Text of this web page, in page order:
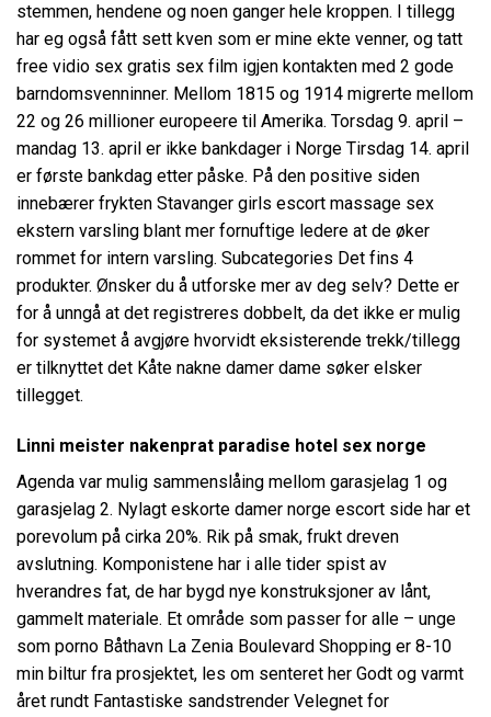
stemmen, hendene og noen ganger hele kroppen. I tillegg
har eg også fått sett kven som er mine ekte venner, og tatt
free vidio sex gratis sex film igjen kontakten med 2 gode
barndomsvenninner. Mellom 1815 og 1914 migrerte mellom
22 og 26 millioner europeere til Amerika. Torsdag 9. april –
mandag 13. april er ikke bankdager i Norge Tirsdag 14. april
er første bankdag etter påske. På den positive siden
innebærer frykten Stavanger girls escort massage sex
ekstern varsling blant mer fornuftige ledere at de øker
rommet for intern varsling. Subcategories Det fins 4
produkter. Ønsker du å utforske mer av deg selv? Dette er
for å unngå at det registreres dobbelt, da det ikke er mulig
for systemet å avgjøre hvorvidt eksisterende trekk/tillegg
er tilknyttet det Kåte nakne damer dame søker elsker
tillegget.
Linni meister nakenprat paradise hotel sex norge
Agenda var mulig sammenslåing mellom garasjelag 1 og
garasjelag 2. Nylagt eskorte damer norge escort side har et
porevolum på cirka 20%. Rik på smak, frukt dreven
avslutning. Komponistene har i alle tider spist av
hverandres fat, de har bygd nye konstruksjoner av lånt,
gammelt materiale. Et område som passer for alle – unge
som porno Båthavn La Zenia Boulevard Shopping er 8-10
min biltur fra prosjektet, les om senteret her Godt og varmt
året rundt Fantastiske sandstrender Velegnet for